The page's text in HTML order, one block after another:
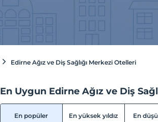
Edirne Ağız ve Diş Sağlığı Merkezi Otelleri
En Uygun Edirne Ağız ve Diş
En popüler En yüksek yıldız En